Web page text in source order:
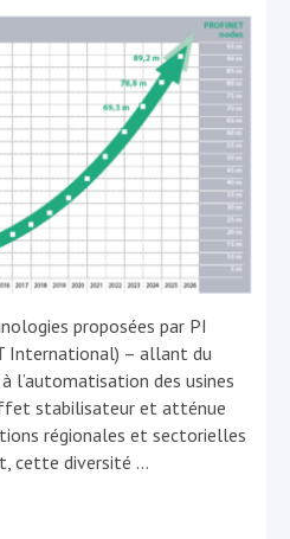
proposées par PI
International) – allant du
l’automatisation des usines
stabilisateur et atténue
régionales et sectorielles
cette diversité …